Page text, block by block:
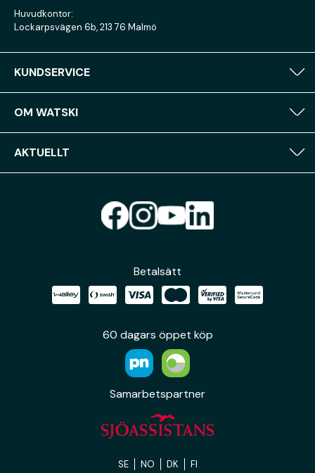
Huvudkontor:
Lockarpsvägen 6b, 213 76 Malmö
KUNDSERVICE
OM WATSKI
AKTUELLT
Betalsätt
60 dagars öppet köp
Samarbetspartner
SE NO DK FI